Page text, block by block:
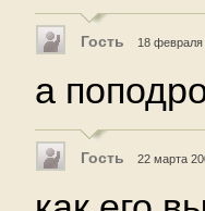
Гость 18 февраля
а
Гость 22 марта